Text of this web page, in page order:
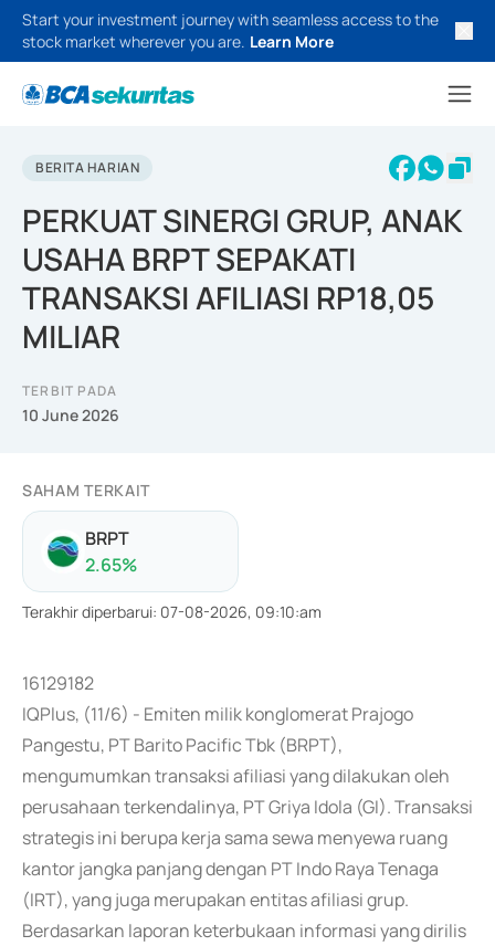
Start your investment journey with seamless access to the
stock market wherever you are. Learn More
BERITA HARIAN
PERKUAT SINERGI GRUP, ANAK
USAHA BRPT SEPAKATI
TRANSAKSI AFILIASI RP18,05
MILIAR
TERBIT PADA
10 June 2026
SAHAM TERKAIT
BRPT
2.65%
Terakhir diperbarui: 07-08-2026, 09:10:am
16129182
IQPlus, (11/6) - Emiten milik konglomerat Prajogo
Pangestu, PT Barito Pacific Tbk (BRPT),
mengumumkan transaksi afiliasi yang dilakukan oleh
perusahaan terkendalinya, PT Griya Idola (GI). Transaksi
strategis ini berupa kerja sama sewa menyewa ruang
kantor jangka panjang dengan PT Indo Raya Tenaga
(IRT), yang juga merupakan entitas afiliasi grup.
Berdasarkan laporan keterbukaan informasi yang dirilis